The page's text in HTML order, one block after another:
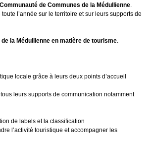
Communauté de Communes de la Médullienne.
l’année sur le territoire et sur leurs supports de
la Médullienne en matière de tourisme.
locale grâce à leurs deux points d’accueil
leurs supports de communication notamment
de labels et la classification
l’activité touristique et accompagner les